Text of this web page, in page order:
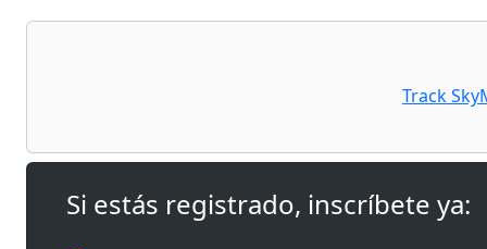
42 km |
Track
Si estás registrado, inscríbete ya: